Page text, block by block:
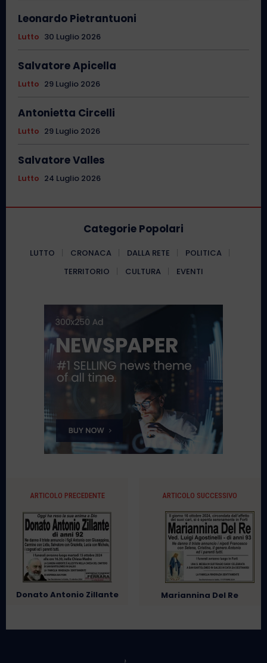
Leonardo Pietrantuoni
Lutto 30 Luglio 2026
Salvatore Apicella
Lutto 29 Luglio 2026
Antonietta Circelli
Lutto 29 Luglio 2026
Salvatore Valles
Lutto 24 Luglio 2026
Categorie Popolari
LUTTO CRONACA DALLA RETE
POLITICA
TERRITORIO
CULTURA EVENTI
ARTICOLO PRECEDENTE
Donato Antonio Zillante
ARTICOLO SUCCESSIVO
Mariannina Del Re